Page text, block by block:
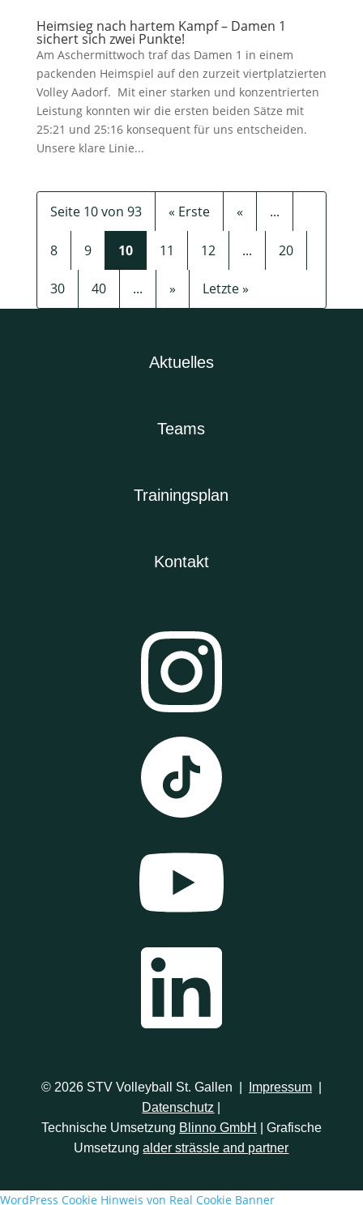
Heimsieg nach hartem Kampf – Damen 1
sichert sich zwei Punkte!
Am Aschermittwoch traf das Damen 1 in einem
packenden Heimspiel auf den zurzeit viertplatzierten
Volley Aadorf. Mit einer starken und konzentrierten
Leistung konnten wir die ersten beiden Sätze mit
25:21 und 25:16 konsequent für uns entscheiden.
Unsere klare Linie...
Seite 10 von 93 « Erste « ...
8 9 10 11 12 ... 20
30 40 ... » Letzte »
Aktuelles
Teams
Trainingsplan
Kontakt
© 2026 STV Volleyball St. Gallen | Impressum|
Datenschutz
Technische Umsetzung Blinno GmbH
| Grafische
Umsetzungalder strässle and partner
WordPress Cookie Hinweis von Real Cookie Banner